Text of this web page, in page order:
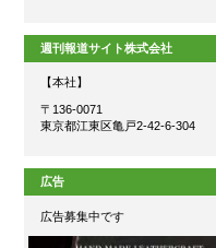
週刊報道サイト株式会社
【本社】
〒136-0071
東京都江東区亀戸2-42-6-304
広告
広告募集中です